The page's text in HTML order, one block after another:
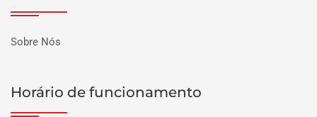
Sobre Nós
Horário de funcionamento